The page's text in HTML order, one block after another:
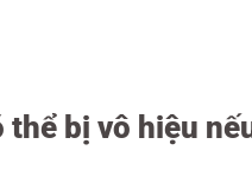
thể bị vô hiệu